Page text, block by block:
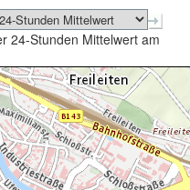
24-Stunden Mittelwert am